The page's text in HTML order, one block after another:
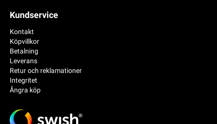
Kundservice
Kontakt
Köpvillkor
Betalning
Leverans
Retur och reklamationer
Integritet
Ångra köp